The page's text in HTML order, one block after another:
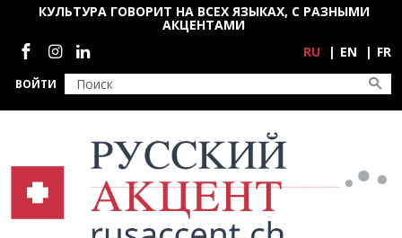
Перейти к основному содержанию
ВОЙТИ
КУЛЬТУРА ГОВОРИТ НА ВСЕХ ЯЗЫКАХ, С РАЗНЫМИ
АКЦЕНТАМИ
Социальные сети
RU EN FR